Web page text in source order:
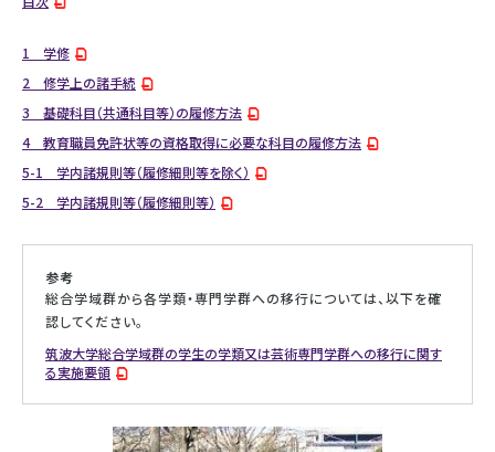
1 学修
2 修学上の諸手続
3 基礎科目（共通科目等）の履修方法
4 教育職員免許状等の資格取得に必要な科目の履修方法
5-1 学内諸規則等（履修細則等を除く）
5-2 学内諸規則等（履修細則等）
参考
総合学域群から各学類・専門学群への移行については、以下を確
認してください。
筑波大学総合学域群の学生の学類又は芸術専門学群への移行に関す
る実施要領